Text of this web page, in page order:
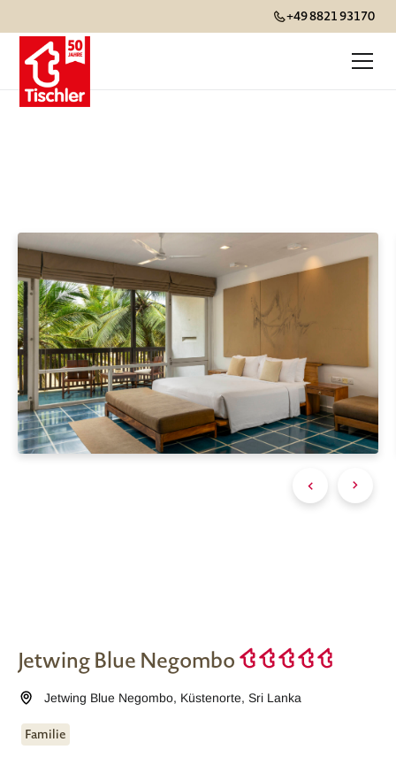
+49 8821 93170
Jetwing Blue Negombo
Jetwing Blue Negombo, Küstenorte,Sri Lanka
Familie